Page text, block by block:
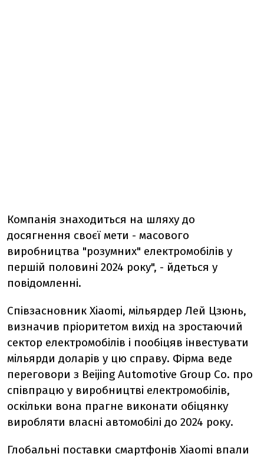
Компанія знаходиться на шляху до
досягнення своєї мети - масового
виробництва "розумних" електромобілів у
першій половині 2024 року", - йдеться у
повідомленні.
Співзасновник Xiaomi, мільярдер Лей Цзюнь,
визначив пріоритетом вихід на зростаючий
сектор електромобілів і пообіцяв інвестувати
мільярди доларів у цю справу. Фірма веде
переговори з Beijing Automotive Group Co. про
співпрацю у виробництві електромобілів,
оскільки вона прагне виконати обіцянку
виробляти власні автомобілі до 2024 року.
Глобальні поставки смартфонів Xiaomi впали